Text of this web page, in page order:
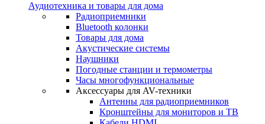
Аудиотехника и товары для дома
Радиоприемники
Bluetooth колонки
Товары для дома
Акустические системы
Наушники
Погодные станции и термометры
Часы многофункциональные
Аксессуары для AV-техники
Антенны для радиоприемников
Кронштейны для мониторов и ТВ